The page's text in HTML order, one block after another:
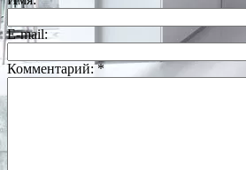
E-mail:
Комментарий:*